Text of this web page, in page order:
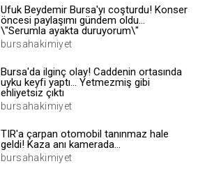
.web.tv
Site içeriği önerme
1 yıl
voteLike*
.web.tv
beğenme
1 ay
Ufuk Beydemir Bursa'yı coşturdu! Konser
öncesi paylaşımı gündem oldu...
\"Serumla ayakta duruyorum\"
bursahakimiyet
Bursa'da ilginç olay! Caddenin ortasında
uyku keyfi yaptı... Yetmezmiş gibi
ehliyetsiz çıktı
bursahakimiyet
TIR'a çarpan otomobil tanınmaz hale
geldi! Kaza anı kamerada...
bursahakimiyet